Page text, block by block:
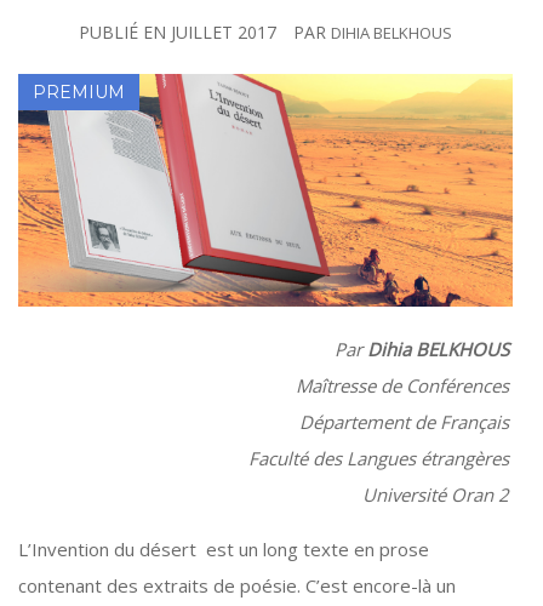
PUBLIÉ EN JUILLET 2017 PAR DIHIA BELKHOUS
ParDihia BELKHOUS
Maîtresse de Conférences
Département de Français
Faculté des Langues étrangères
Université Oran 2
L’Invention du désert est un long texte en prose
contenant des extraits de poésie. C’est encore-là un